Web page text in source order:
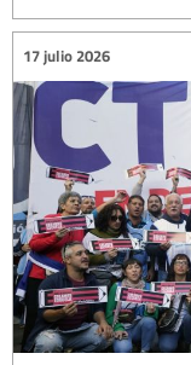
17 julio 2026